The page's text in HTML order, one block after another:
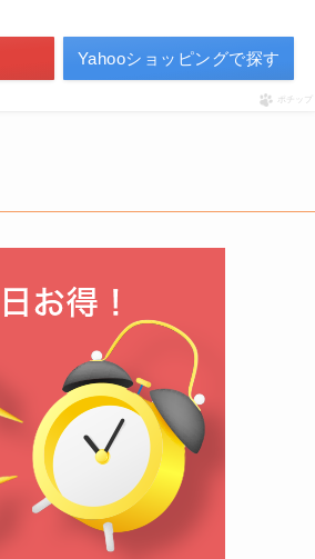
Yahooショッピングで探す
ポチップ